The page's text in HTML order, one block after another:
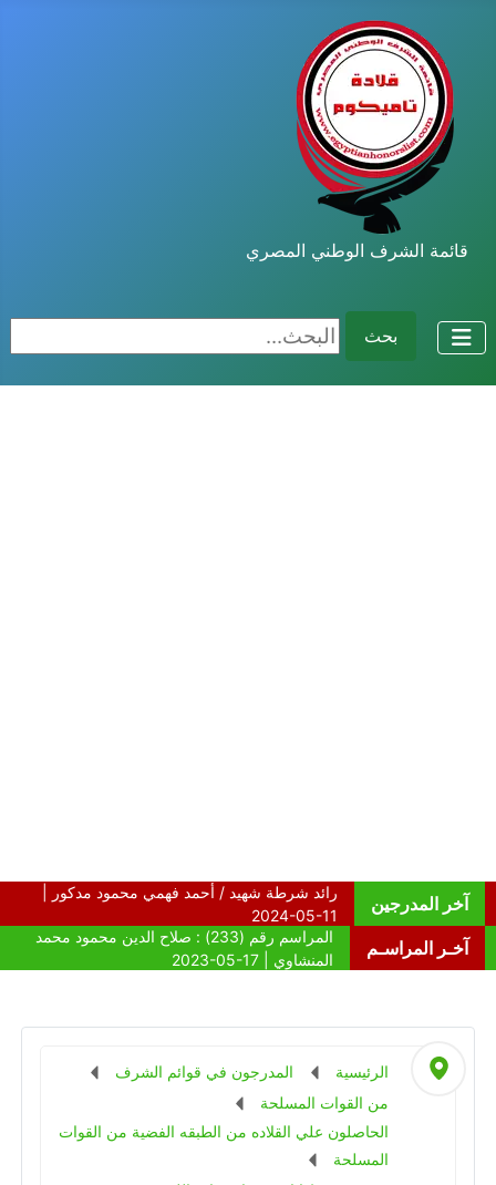
قائمة الشرف الوطني المصري
بحث البحث...
آخر المدرجين
آخـر المراسـم
الرئيسية
المدرجون في قوائم الشرف
من القوات المسلحة
الحاصلون علي القلاده من الطبقه الفضية من القوات
المسلحة